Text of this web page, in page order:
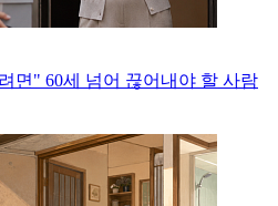
면" 60세 넘어 끊어내야 할 사람